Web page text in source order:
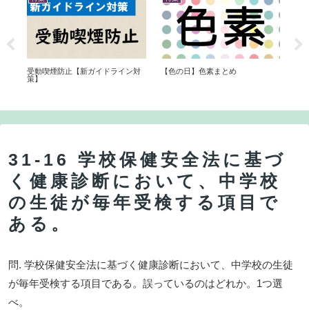
受動喫煙防止【新ガイドライン対
策】
【色の日】色素まとめ
31-16 学校保健安全法に基づ
く健康診断において、中学校
の生徒が毎年受検する項目で
ある。
問. 学校保健安全法に基づく健康診断において、中学校の生徒
が毎年受検する項目である。誤っているのはどれか。1つ選
べ。